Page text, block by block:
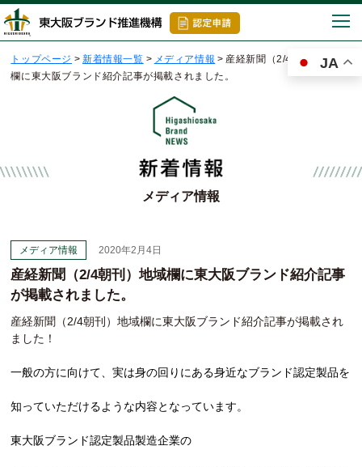
JA
トップページ >新着情報一覧 > メディア情報 > 産経新聞（2/4朝刊）地域
欄に東大阪ブランド紹介記事が掲載されました。
メディア情報
メディア情報 2020年2月4日
産経新聞（2/4朝刊）地域欄に東大阪ブランド紹介記事
が掲載されました。
産経新聞（2/4朝刊）地域欄に東大阪ブランド紹介記事が掲載され
ました！
一般の方に向けて、実は身の回りにある身近なブランド認定製品を
知っていただけるような内容となっています 。
東大阪ブランド認定製品製造企業の